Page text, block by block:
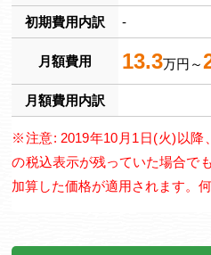
初期費用内訳 -
月額費用 13.3万円～
月額費用内訳
※注意: 2019年10月1日(火)以降
の税込表示が残っていた場合で
加算した価格が適用されます。